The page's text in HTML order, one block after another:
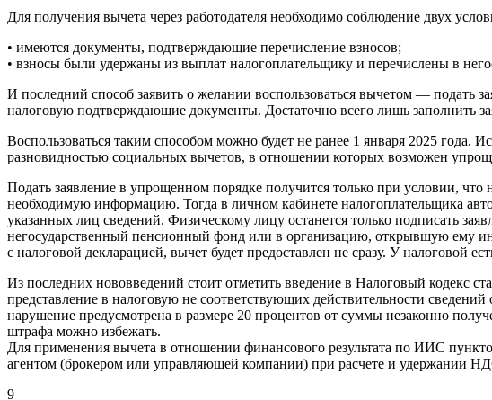
Для получения вычета через работодателя необходимо соблюдение двух
• имеются документы, подтверждающие перечисление взносов;
• взносы были удержаны из выплат налогоплательщику и перечислены в
И последний способ заявить о желании воспользоваться вычетом — подать
налоговую подтверждающие документы. Достаточно всего лишь заполнить
Воспользоваться таким способом можно будет не ранее 1 января 2025 года.
разновидностью социальных вычетов, в отношении которых возможен
Подать заявление в упрощенном порядке получится только при условии,
необходимую информацию. Тогда в личном кабинете налогоплательщика
указанных лиц сведений. Физическому лицу останется только подписать
негосударственный пенсионный фонд или в организацию, открывшую ему
с налоговой декларацией, вычет будет предоставлен не сразу. У налоговой
Из последних нововведений стоит отметить введение в Налоговый кодекс
представление в налоговую не соответствующих действительности
нарушение предусмотрена в размере 20 процентов от суммы незаконно
штрафа можно избежать.
Для применения вычета в отношении финансового результата по ИИС
агентом (брокером или управляющей компании) при расчете и удержании
9